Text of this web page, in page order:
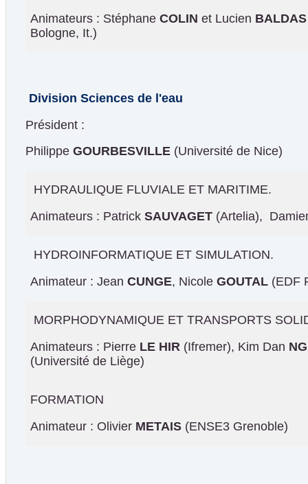
Animateurs : StéphaneCOLIN et Lucien BALDAS
Bologne, It.)
Division Sciences de l'eau
Président :
PhilippeGOURBESVILLE (Université de Nice)
HYDRAULIQUE FLUVIALE ET MARITIME.
Animateurs : PatrickSAUVAGET (Artelia),
HYDROINFORMATIQUE ET SIMULATION.
Animateur : JeanCUNGE, NicoleGOUTAL (EDF
MORPHODYNAMIQUE ET TRANSPORTS
Animateurs : Pierre LE HIR (Ifremer), Kim Dan
(Université de Liège)
FORMATION
Animateur : Olivier METAIS (ENSE3 Grenoble)